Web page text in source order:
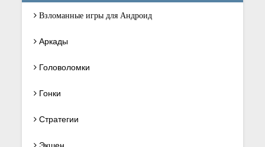
Взломанные игры для Андроид
Аркады
Головоломки
Гонки
Стратегии